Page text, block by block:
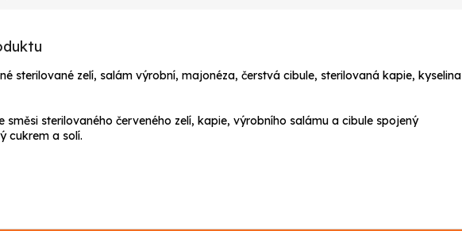
sterilované zelí, salám výrobní, majonéza, čerstvá cibule, sterilovaná kapie, kyselina
směsi sterilovaného červeného zelí, kapie, výrobního salámu a cibule spojený
cukrem a solí.